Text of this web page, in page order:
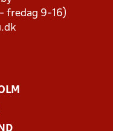
fredag 9-16)